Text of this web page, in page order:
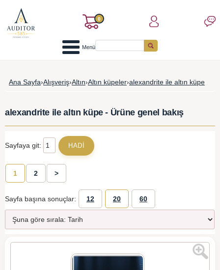
0
Menü
Ana Sayfa›Alışveriş›Altın›Altın küpeler›alexandrite ile altın küpe
alexandrite ile altın küpe - Ürüne genel bakış
Sayfaya git:
1 2 >
Sayfa başına sonuçlar: 12 20 60